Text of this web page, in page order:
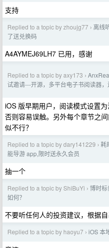
支持
Replied to a topic by zhoujg77 › 离线
了送兑换码
A4AYMEJ69LH7 已用，感谢
Replied to a topic by axy173 ›
试邀请---开源，多平台电子书阅读器
iOS 版早期用户，阅读模式设置
否则容易误触。另外每个章节之
似不行？
Replied to a topic by dary141229 › 耗
能导游 app,限时送永久会员
抽一个
Replied to a topic by ShiBuYi › 博时
如何？
不要听任何人的投资建议，根据自
Replied to a topic by haoyu7 › iOS 本